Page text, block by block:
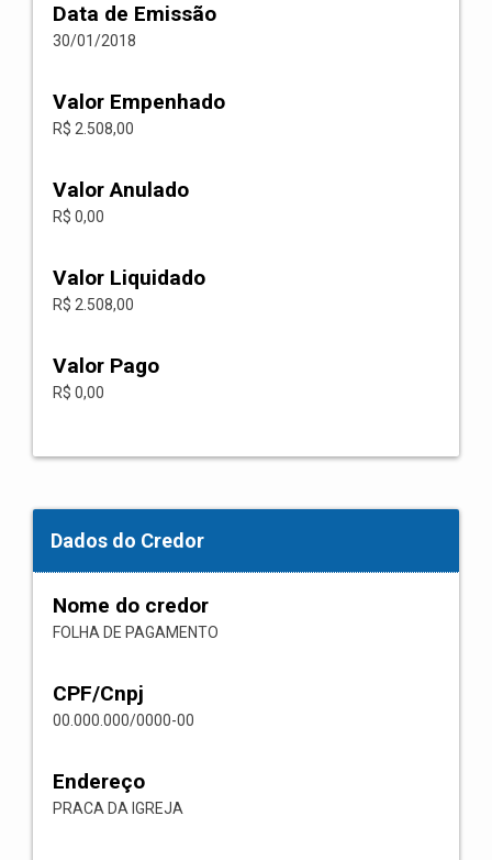
Data de Emissão
30/01/2018
Valor Empenhado
R$ 2.508,00
Valor Anulado
R$ 0,00
Valor Liquidado
R$ 2.508,00
Valor Pago
R$ 0,00
Dados do Credor
Nome do credor
FOLHA DE PAGAMENTO
CPF/Cnpj
00.000.000/0000-00
Endereço
PRACA DA IGREJA